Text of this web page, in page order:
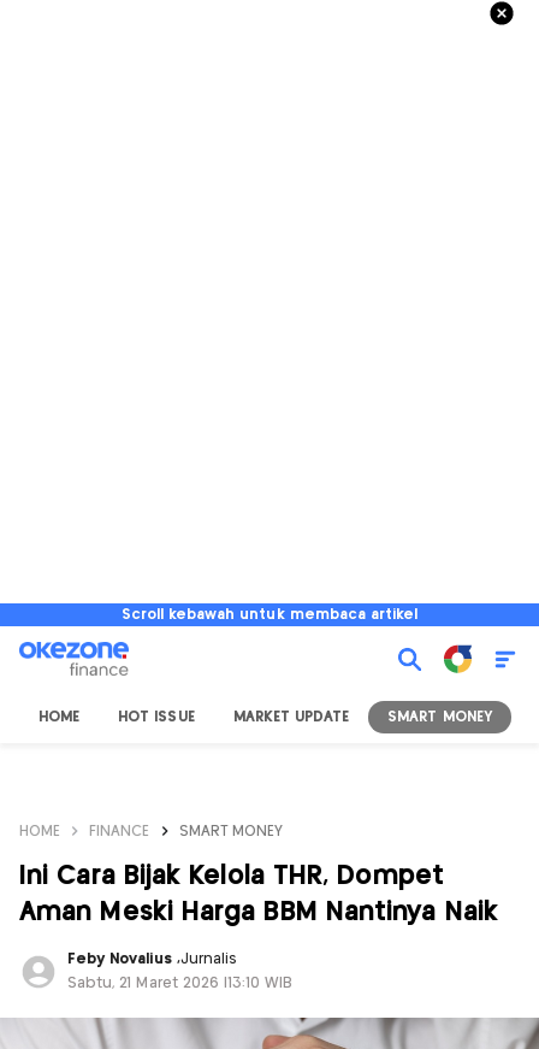
Scroll kebawah untuk membaca artikel
HOME HOT ISSUE MARKET UPDATE SMART MONEY
HOME FINANCE SMART MONEY
Ini Cara Bijak Kelola THR, Dompet
Aman Meski Harga BBM Nantinya Naik
Feby Novalius ,Jurnalis
Sabtu, 21 Maret 2026 |13:10 WIB